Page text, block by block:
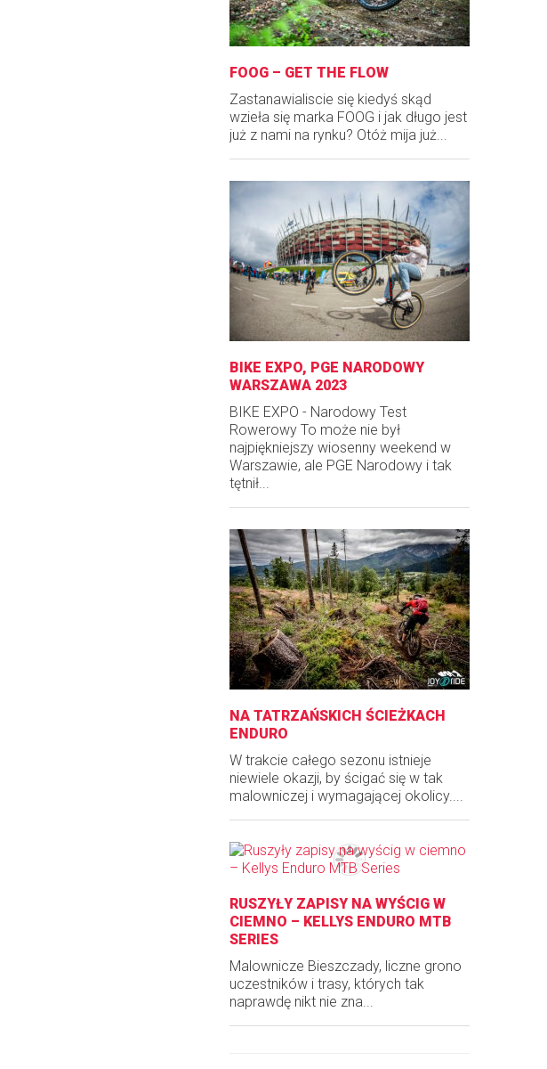
FOOG – GET THE FLOW
Zastanawialiscie się kiedyś skąd
wzieła się marka FOOG i jak długo jest
już z nami na rynku? Otóż mija już...
BIKE EXPO, PGE NARODOWY
WARSZAWA 2023
BIKE EXPO - Narodowy Test
Rowerowy To może nie był
najpiękniejszy wiosenny weekend w
Warszawie, ale PGE Narodowy i tak
tętnił...
NA TATRZAŃSKICH ŚCIEŻKACH
ENDURO
W trakcie całego sezonu istnieje
niewiele okazji, by ścigać się w tak
malowniczej i wymagającej okolicy....
RUSZYŁY ZAPISY NA WYŚCIG W
CIEMNO – KELLYS ENDURO MTB
SERIES
Malownicze Bieszczady, liczne grono
uczestników i trasy, których tak
naprawdę nikt nie zna...